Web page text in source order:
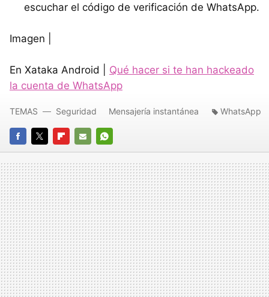
escuchar el código de verificación de WhatsApp.
Imagen |
En Xataka Android | Qué hacer si te han hackeado
la cuenta de WhatsApp
FACEBOOK
TWITTERFLIPBOARD
E-
MAIL
WHATSAPP
TEMAS Seguridad Mensajería instantánea WhatsApp